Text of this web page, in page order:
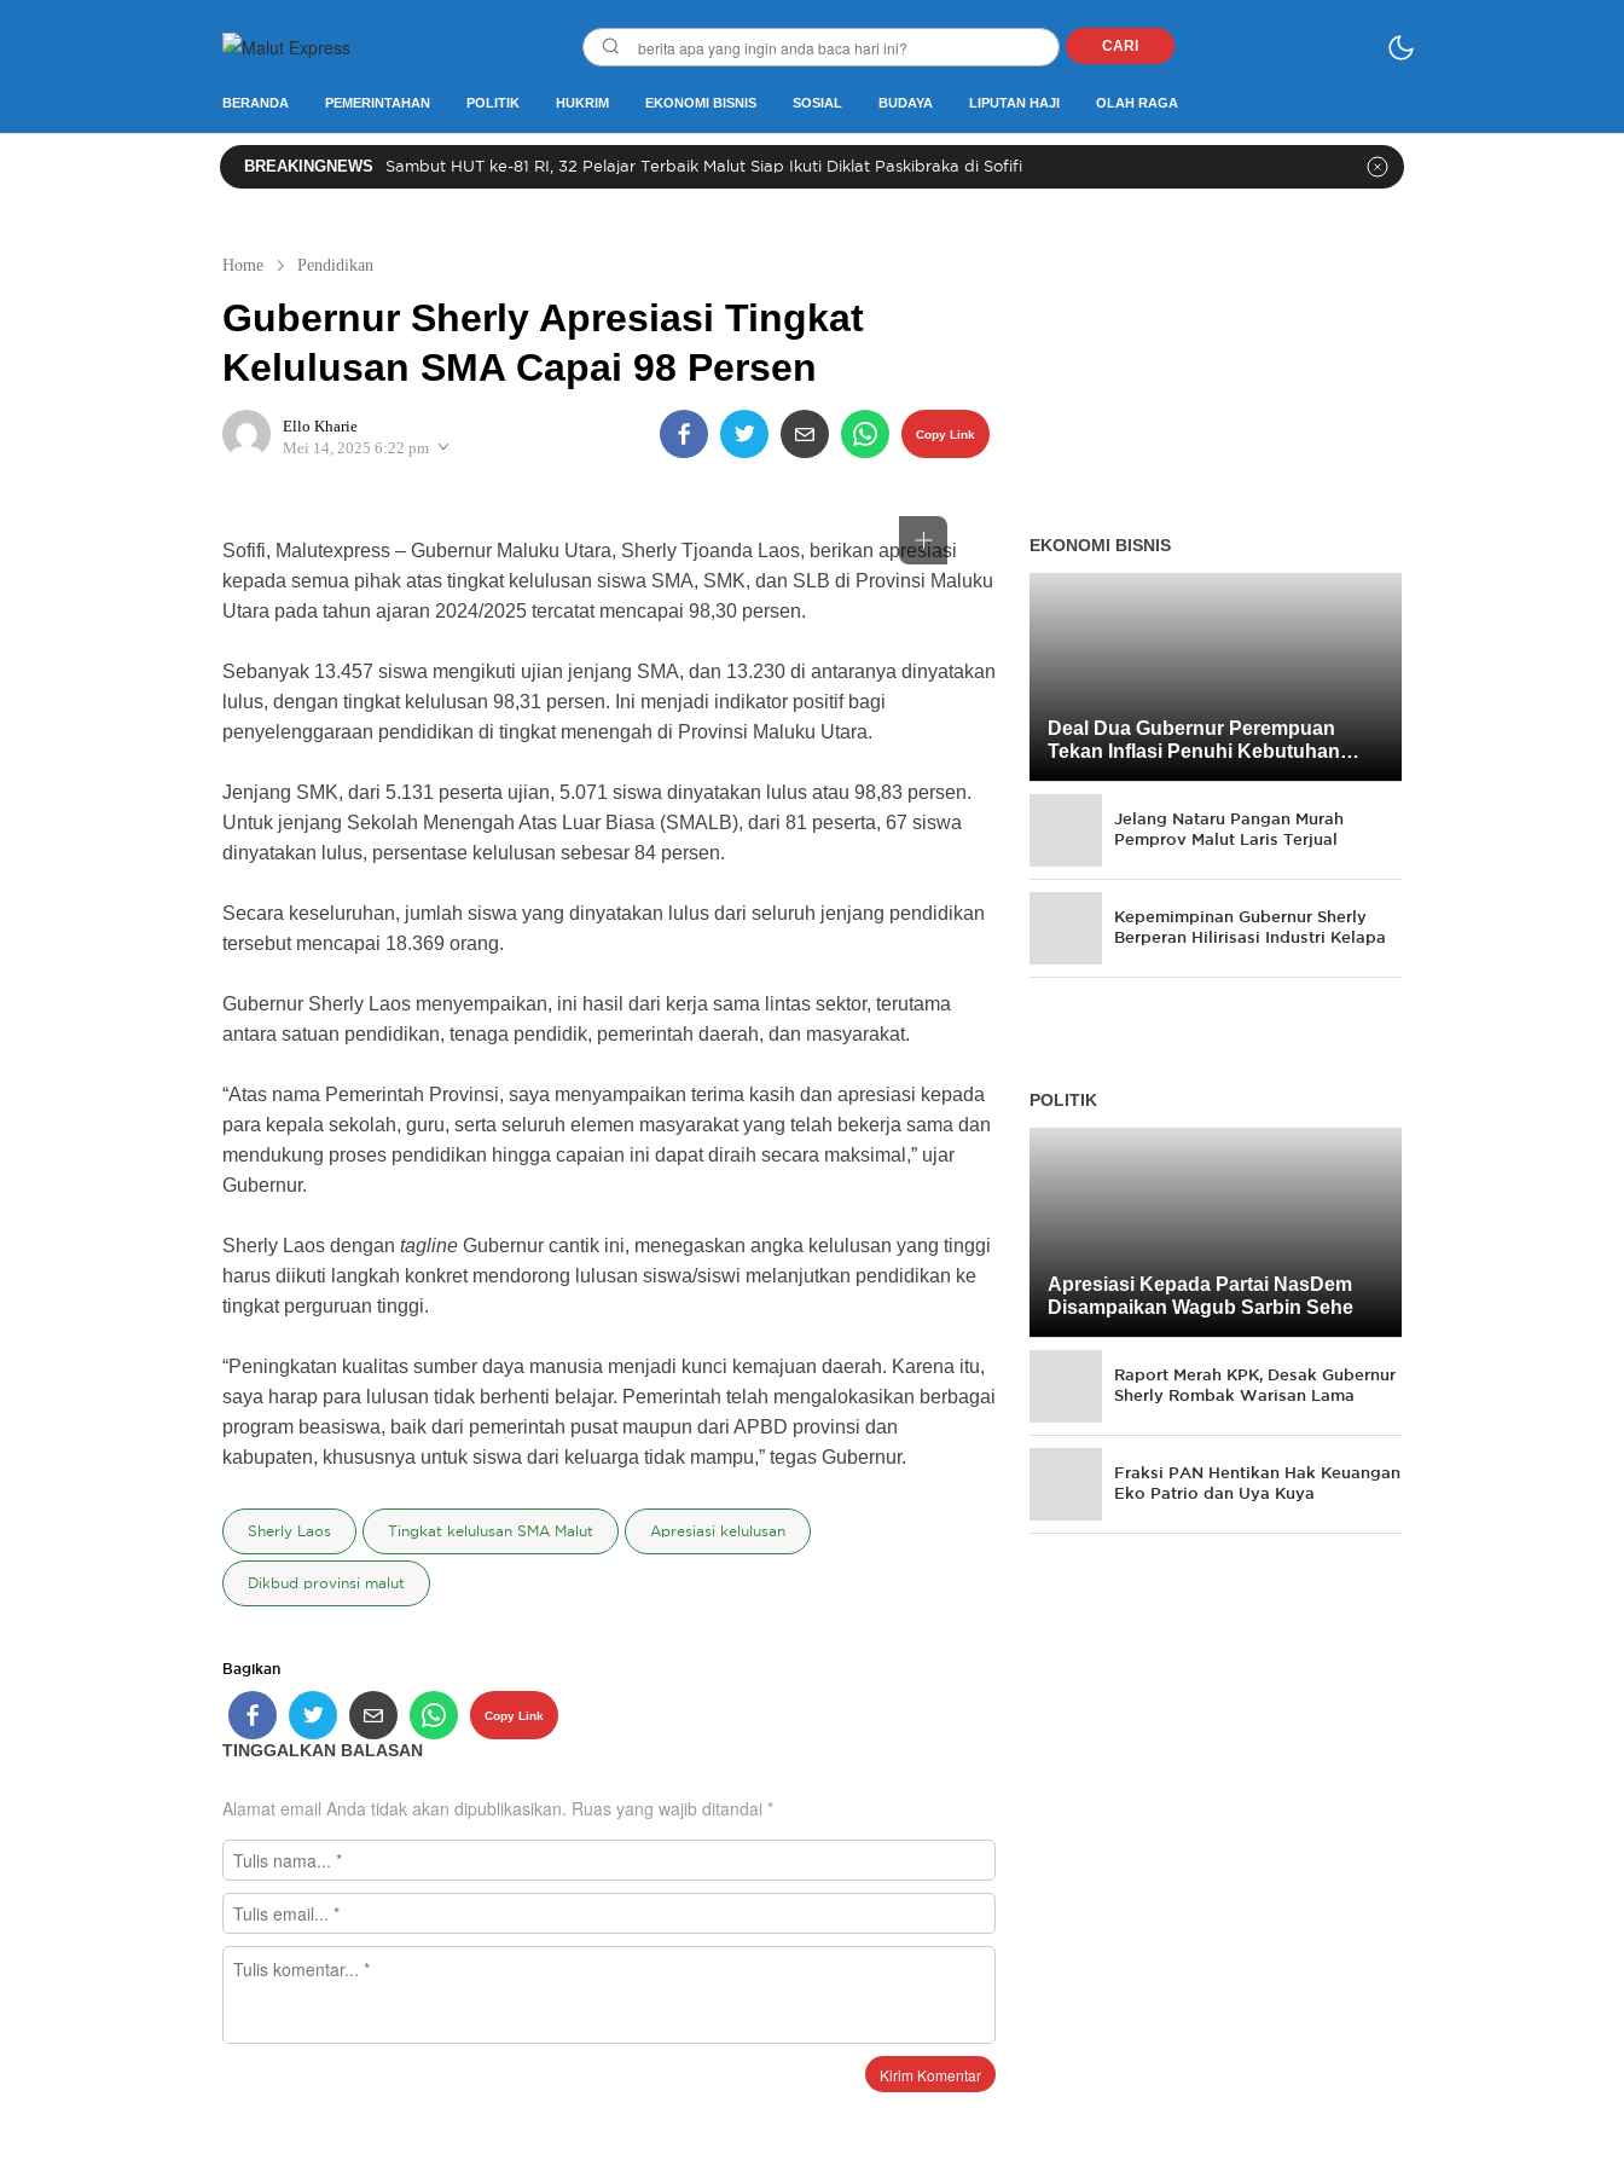
Malut Express
Berita Lebih Cepat
CARI
BERANDA PEMERINTAHAN POLITIK HUKRIM EKONOMI BISNIS SOSIAL BUDAYA LIPUTAN HAJI OLAH RAGA
BREAKINGNEWS Sambut HUT ke-81 RI, 32 Pelajar Terbaik Malut Siap Ikuti Diklat Paskibraka di Sofifi
Home Pendidikan
Gubernur Sherly Apresiasi Tingkat
Kelulusan SMA Capai 98 Persen
Ello Kharie
Mei 14, 2025 6:22 pm
Copy Link
Sofifi, Malutexpress – Gubernur Maluku Utara, Sherly Tjoanda Laos, berikan apresiasi
kepada semua pihak atas tingkat kelulusan siswa SMA, SMK, dan SLB di Provinsi Maluku
Utara pada tahun ajaran 2024/2025 tercatat mencapai 98,30 persen.
Sebanyak 13.457 siswa mengikuti ujian jenjang SMA, dan 13.230 di antaranya dinyatakan
lulus, dengan tingkat kelulusan 98,31 persen. Ini menjadi indikator positif bagi
penyelenggaraan pendidikan di tingkat menengah di Provinsi Maluku Utara.
Jenjang SMK, dari 5.131 peserta ujian, 5.071 siswa dinyatakan lulus atau 98,83 persen.
Untuk jenjang Sekolah Menengah Atas Luar Biasa (SMALB), dari 81 peserta, 67 siswa
dinyatakan lulus, persentase kelulusan sebesar 84 persen.
Secara keseluruhan, jumlah siswa yang dinyatakan lulus dari seluruh jenjang pendidikan
tersebut mencapai 18.369 orang.
Gubernur Sherly Laos menyempaikan, ini hasil dari kerja sama lintas sektor, terutama
antara satuan pendidikan, tenaga pendidik, pemerintah daerah, dan masyarakat.
“Atas nama Pemerintah Provinsi, saya menyampaikan terima kasih dan apresiasi kepada
para kepala sekolah, guru, serta seluruh elemen masyarakat yang telah bekerja sama dan
mendukung proses pendidikan hingga capaian ini dapat diraih secara maksimal,” ujar
Gubernur.
Sherly Laos dengan tagline Gubernur cantik ini, menegaskan angka kelulusan yang tinggi
harus diikuti langkah konkret mendorong lulusan siswa/siswi melanjutkan pendidikan ke
tingkat perguruan tinggi.
“Peningkatan kualitas sumber daya manusia menjadi kunci kemajuan daerah. Karena itu,
saya harap para lulusan tidak berhenti belajar. Pemerintah telah mengalokasikan berbagai
program beasiswa, baik dari pemerintah pusat maupun dari APBD provinsi dan
kabupaten, khususnya untuk siswa dari keluarga tidak mampu,” tegas Gubernur.
Sherly Laos Tingkat kelulusan SMA Malut Apresiasi kelulusan
Dikbud provinsi malut
Bagikan
Copy Link
TINGGALKAN BALASAN
Alamat email Anda tidak akan dipublikasikan. Ruas yang wajib ditandai *
EKONOMI BISNIS
Deal Dua Gubernur Perempuan
Tekan Inflasi Penuhi Kebutuhan
Jelang Nataru Pangan Murah
Pemprov Malut Laris Terjual
Kepemimpinan Gubernur Sherly
Berperan Hilirisasi Industri Kelapa
POLITIK
Apresiasi Kepada Partai NasDem
Disampaikan Wagub Sarbin Sehe
Raport Merah KPK, Desak Gubernur
Sherly Rombak Warisan Lama
Fraksi PAN Hentikan Hak Keuangan
Eko Patrio dan Uya Kuya